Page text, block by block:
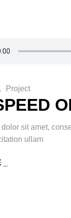
Project
dolor sit amet,
ullam